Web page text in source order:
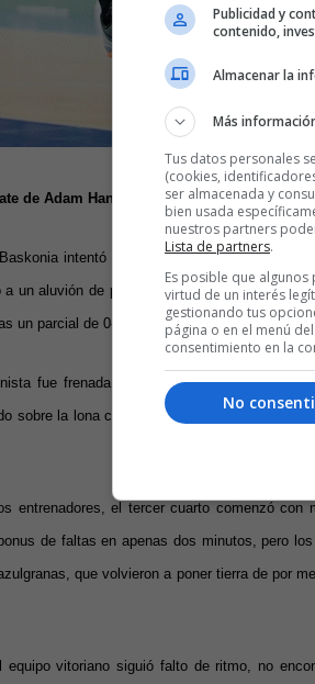
de Adam Hanga en el aro del Barça
intentó ajustar la defensa en el inicio
un aluvión de puntos por el lado barcelonista
un parcial de 0-10.
fue frenada en seco por una sesión de
sobre la lona con un 28-47, hasta que un 2+1
entrenadores, el tercer cuarto comenzó con
de faltas en apenas dos minutos, pero
que volvieron a poner tierra de por
vitoriano siguió falto de ritmo, no
Publicidad y
contenido,
Almacenar la
Más
Tus datos personales
(cookies,
ser almacenada y
bien usada
nuestros partners
Lista de partners.
Es posible que
virtud de un interés
gestionando tus
página o en el menú
consentimiento en la
No